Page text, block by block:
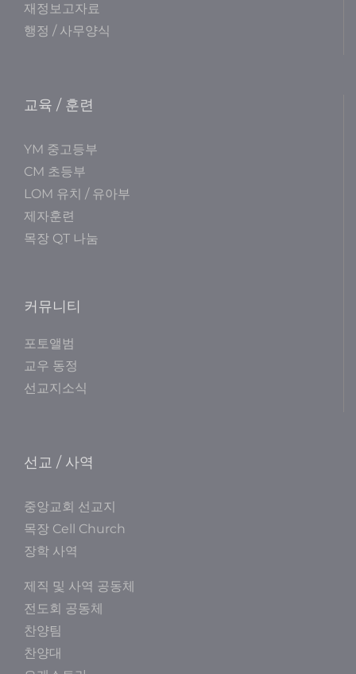
재정보고자료
행정 / 사무양식
교육 / 훈련
YM 중고등부
CM 초등부
LOM 유치 / 유아부
제자훈련
목장 QT 나눔
커뮤니티
포토앨범
교우 동정
선교지소식
선교 / 사역
중앙교회 선교지
목장 Cell Church
장학 사역
제직 및 사역 공동체
전도회 공동체
찬양팀
찬양대